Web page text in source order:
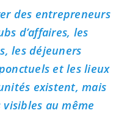
des entrepreneurs
d’affaires, les
les déjeuners
et les lieux
existent, mais
au même